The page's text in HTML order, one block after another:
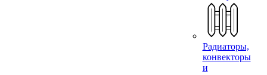
Радиаторы,
конвекторы
и